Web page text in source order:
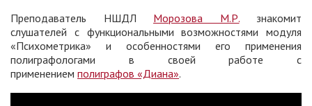
Преподаватель НШДЛ Морозова М.Р.знакомит
слушателей с функциональными возможностями модуля
«Психометрика» и особенностями его применения
полиграфологами в своей работе с
применением полиграфов «Диана».